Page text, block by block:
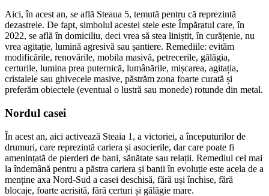
Aici, în acest an, se află Steaua 5, temută pentru că reprezintă
dezastrele. De fapt, simbolul acestei stele este Împăratul care, în
2022, se află în domiciliu, deci vrea să stea liniștit, în curățenie, nu
vrea agitație, lumină agresivă sau șantiere. Remediile: evităm
modificările, renovările, mobila masivă, petrecerile, gălăgia,
certurile, lumina prea puternică, lumânările, mișcarea, agitația,
cristalele sau ghivecele masive, păstrăm zona foarte curată și
preferăm obiectele (eventual o lustră sau monede) rotunde din metal.
Nordul casei
În acest an, aici activează Steaia 1, a victoriei, a începuturilor de
drumuri, care reprezintă cariera și asocierile, dar care poate fi
amenințată de pierderi de bani, sănătate sau relații. Remediul cel mai
la îndemână pentru a păstra cariera și banii în evoluție este acela de a
menține axa Nord-Sud a casei deschisă, fără uși închise, fără
blocaje, foarte aerisită, fără certuri și gălăgie mare.